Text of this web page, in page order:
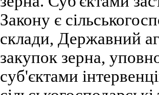
Закону є
склади, Державний
закупок зерна,
суб'єктами